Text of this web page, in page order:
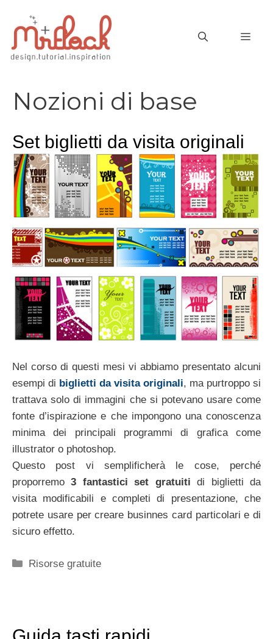
contenuto
Nozioni di base
Set biglietti da visita originali
Nel corso di questi mesi vi abbiamo presentato alcuni
esempi di biglietti da visita originali, ma purtroppo si
trattava solo di immagini che si potevano usare come
fonte d’ispirazione e che impongono una conoscenza
minima dei principali programmi di grafica come
illustrator o photoshop.
Questo post vi semplificherà le cose, perché
proporremo3 fantastici set gratuiti di biglietti da
visita modificabili e completi di presentazione, che
potrete usare per creare businnes card particolari e di
sicuro effetto.
Categorie
Risorse gratuite